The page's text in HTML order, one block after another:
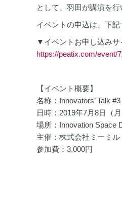
として、羽田が講演を行
イベントの申込は、下記
▼イベントお申し込みサ
https://peatix.com/event/
【イベント概要】
名称：Innovators’ Talk
日時：2019年7月8日（
場所：Innovation Space
主催：株式会社ミーミ
参加費：3,000円